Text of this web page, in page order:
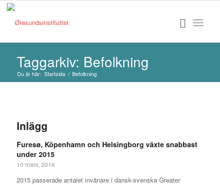
Taggarkiv: Befolkning
Du är här: Startsida / Befolkning
Inlägg
Furesø, Köpenhamn och Helsingborg växte snabbast
under 2015
10 mars, 2016
2015 passerade antalet invånare i dansk-svenska Greater